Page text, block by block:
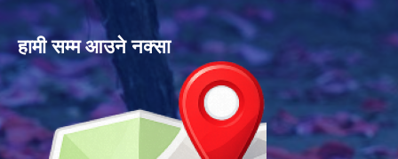
हामी सम्म आउने नक्सा